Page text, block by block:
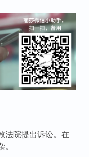
法院提出诉讼。在